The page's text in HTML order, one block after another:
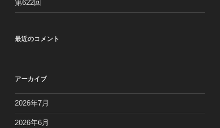
第622回
最近のコメント
アーカイブ
2026年7月
2026年6月